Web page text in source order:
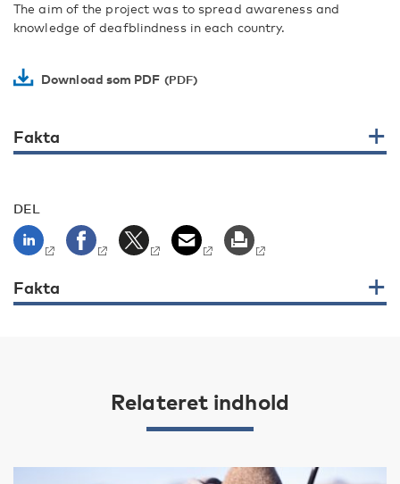
The aim of the project was to spread awareness and
knowledge of deafblindness in each country.
Download som PDF
Fakta
DEL
Fakta
Relateret indhold